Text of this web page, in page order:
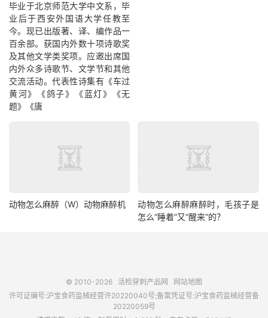
毕业于北京师范大学中文系，毕
业后于西安外国语大学任教至
今。现已出版著、译、编作品一
百余部。获国内外数十项诗歌奖
及其他文学类奖项。应邀出席国
内外众多诗歌节、文学节和其他
交流活动。代表性诗集有《车过
黄河》《鸽子》《蓝灯》《无
题》《唐
动物怎么麻醉（W）动物麻醉机
动物怎么麻醉麻醉时，毛孩子是
怎么“睡着”又“醒来”的？
© 2010-2026 活检穿刺产品网
网站地图
许可证编号:沪宝食药监械经营许20220040号;备案凭证号:沪宝食药监械经营备
20220059号